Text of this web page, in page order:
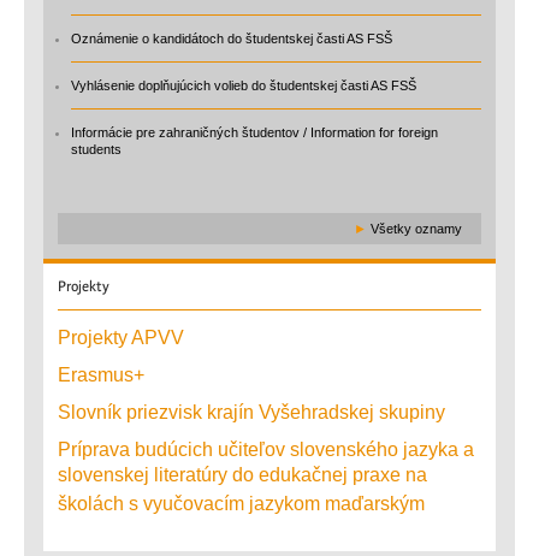
Oznámenie o kandidátoch do študentskej časti AS FSŠ
Vyhlásenie doplňujúcich volieb do študentskej časti AS FSŠ
Informácie pre zahraničných študentov / Information for foreign
students
► Všetky oznamy
Projekty
Projekty APVV
Erasmus+
Slovník priezvisk krajín Vyšehradskej skupiny
Príprava budúcich učiteľov slovenského jazyka a
slovenskej literatúry do edukačnej praxe na
školách s vyučovacím jazykom maďarským